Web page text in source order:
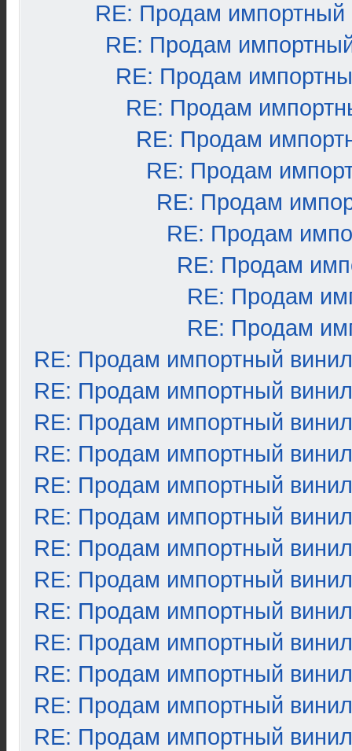
RE: Продам импортный
RE: Продам
RE: Продам
RE: Продам
RE: Продам
RE: Продам
RE: Продам
RE: Продам
RE: Продам
RE: Продам
RE: Продам
RE: Продам импортный винил
RE: Продам импортный винил
RE: Продам импортный винил
RE: Продам импортный винил
RE: Продам импортный винил
RE: Продам импортный винил
RE: Продам импортный винил
RE: Продам импортный винил
RE: Продам импортный винил
RE: Продам импортный винил
RE: Продам импортный винил
RE: Продам импортный винил
RE: Продам импортный винил